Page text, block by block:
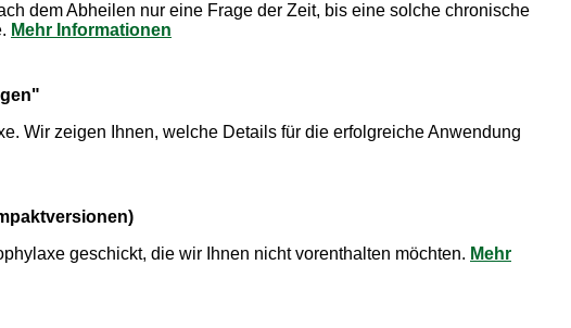
dem Abheilen nur eine Frage der Zeit, bis eine solche chronische
Mehr Informationen
Wir zeigen Ihnen, welche Details für die erfolgreiche Anwendung
geschickt, die wir Ihnen nicht vorenthalten möchten. Mehr